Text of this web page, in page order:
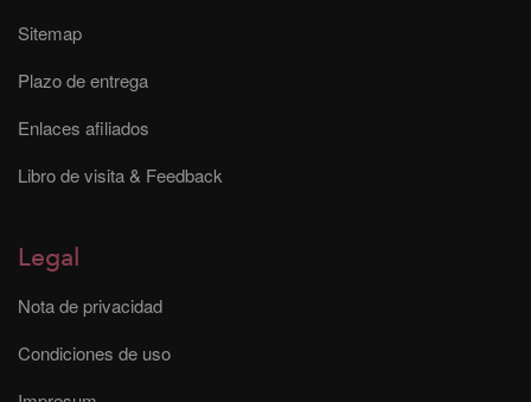
Sitemap
Plazo de entrega
Enlaces afiliados
Libro de visita & Feedback
Legal
Nota de privacidad
Condiciones de uso